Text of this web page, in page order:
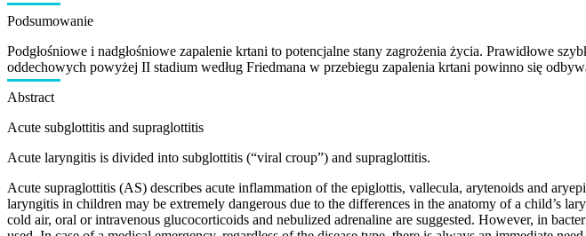
Podsumowanie
Podgłośniowe i nadgłośniowe zapalenie krtani to potencjalne stany zagrożenia życia. Prawidłowe
oddechowych powyżej II stadium według Friedmana w przebiegu zapalenia krtani powinno się
Abstract
Acute subglottitis and supraglottitis
Acute laryngitis is divided into subglottitis (“viral croup”) and supraglottitis.
Acute supraglottitis (AS) describes acute inflammation of the epiglottis, vallecula, arytenoids and
laryngitis in children may be extremely dangerous due to the differences in the anatomy of a child’s
cold air, oral or intravenous glucocorticoids and nebulized adrenaline are suggested. However, in